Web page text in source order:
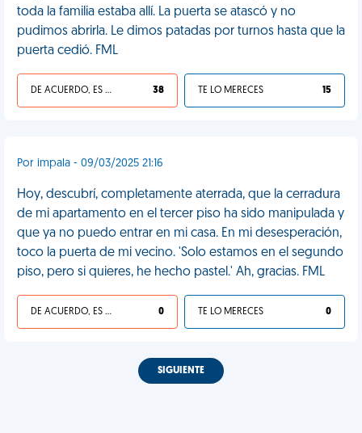
toda la familia estaba allí. La puerta se atascó y no
pudimos abrirla. Le dimos patadas por turnos hasta que la
puerta cedió. FML
DE ACUERDO, ES UNA VIDA HP 38 TE LO MERECES 15
Por impala - 09/03/2025 21:16
Hoy, descubrí, completamente aterrada, que la cerradura
de mi apartamento en el tercer piso ha sido manipulada y
que ya no puedo entrar en mi casa. En mi desesperación,
toco la puerta de mi vecino. 'Solo estamos en el segundo
piso, pero si quieres, he hecho pastel.' Ah, gracias. FML
DE ACUERDO, ES UNA VIDA HP 0 TE LO MERECES 0
SIGUIENTE